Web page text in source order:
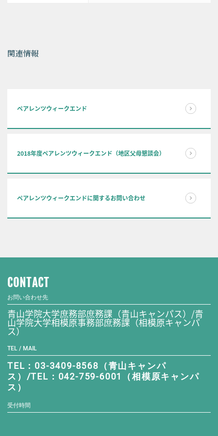
関連情報
ペアレンツウィークエンド
2018年度ペアレンツウィークエンド（地区父母懇談会）
ペアレンツウィークエンドに関するお問い合わせ
CONTACT
お問い合わせ先
青山学院大学庶務部庶務課（青山キャンパス）/青
山学院大学相模原事務部庶務課（相模原キャンパ
ス）
TEL / MAIL
TEL：03-3409-8568（青山キャンパ
ス）/TEL：042-759-6001（相模原キャンパ
ス）
受付時間